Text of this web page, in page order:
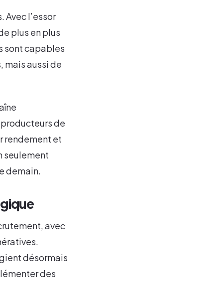
l’essor
plus en plus
sont capables
mais aussi de
de
rendement et
seulement
demain.
avec
désormais
des